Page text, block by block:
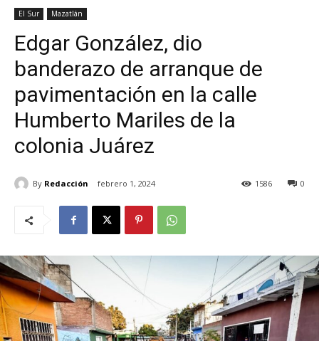
El Sur Mazatlán
Edgar González, dio
banderazo de arranque de
pavimentación en la calle
Humberto Mariles de la
colonia Juárez
By Redacción febrero 1, 2024 0
1586